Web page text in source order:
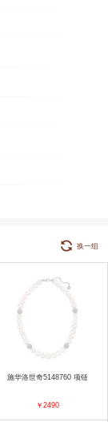
换一组
施华洛世奇5148760 项链
￥2490